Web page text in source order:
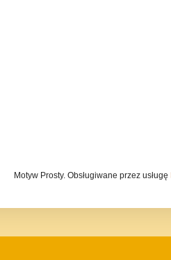
Motyw Prosty. Obsługiwane przez usługę